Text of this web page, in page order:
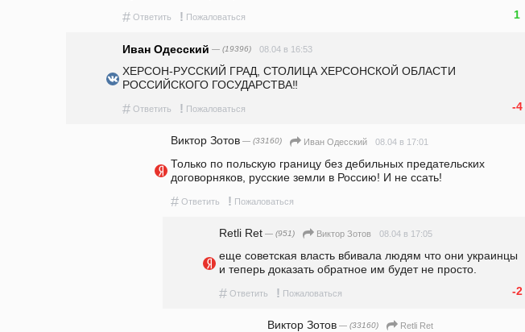
# Ответить ! Пожаловаться 1
Иван Одесский — (19396) 08.04 в 16:53
ХЕРСОН-РУССКИЙ ГРАД, СТОЛИЦА ХЕРСОНСКОЙ ОБЛАСТИ
РОССИЙСКОГО ГОСУДАРСТВА‼️
# Ответить ! Пожаловаться -4
Виктор Зотов — (33160) Иван Одесский 08.04 в 17:01
Только по польскую границу без дебильных предательских
договорняков, русские земли в Россию! И не ссать!
# Ответить ! Пожаловаться
Retli Ret — (951) Виктор Зотов 08.04 в 17:05
еще советская власть вбивала людям что они украинцы
и теперь доказать обратное им будет не просто.
# Ответить ! Пожаловаться -2
Виктор Зотов — (33160)
Retli Ret